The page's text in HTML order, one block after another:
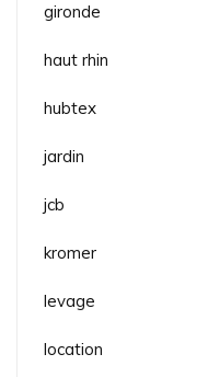
gironde
haut rhin
hubtex
jardin
jcb
kromer
levage
location